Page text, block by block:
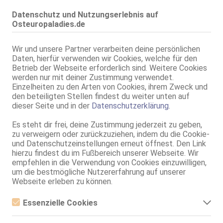
Datenschutz und Nutzungserlebnis auf
Osteuropaladies.de
Wir und unsere Partner verarbeiten deine persönlichen
Daten, hierfür verwenden wir Cookies, welche für den
Betrieb der Webseite erforderlich sind. Weitere Cookies
werden nur mit deiner Zustimmung verwendet.
Einzelheiten zu den Arten von Cookies, ihrem Zweck und
den beteiligten Stellen findest du weiter unten auf
dieser Seite und in der Datenschutzerklärung
Es steht dir frei, deine Zustimmung jederzeit zu geben,
zu verweigern oder zurückzuziehen, indem du die Cookie-
und Datenschutzeinstellungen erneut öffnest. Den Link
hierzu findest du im Fußbereich unserer Webseite. Wir
empfehlen in die Verwendung von Cookies einzuwilligen,
um die bestmögliche Nutzererfahrung auf unserer
Webseite erleben zu können.
Essenzielle Cookies
Essenzielle Cookies sind alle notwendigen Cookies, die für den
Mannheim
75C, KF 34, 1.65m, total rasiert, osteuropäisch
ZK, 69, Franz b. Ihr, BV, Schmu., Kuscheln, Körperküs., Strip
Live Sex Cam
LIVE NorraJoice
Mannheim
GANZ NEU! Paula - XXL OW
85H, KF 38, 1.70m, behaart, osteuropäisch
69, Franz b. Ihr, Schmu., Kuscheln, Körperküs., Mast.
Mannheim
Mary Top service